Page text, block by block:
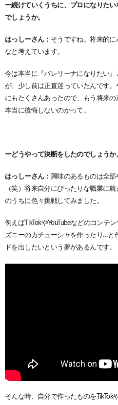
ー続けていくうちに、プロになりた
でしょうか。
はっしーさん： そうですね。将来的
なと考えています。
今は本当に『バレリーナになりたい
が、少し前は正直迷っていたんです
にもたくさんあったので、もう将来の
本当に後悔しないのかって。
ーどうやって決断をしたのでしょうか
はっしーさん： 興味のあるものは全
（笑）将来自分にぴったりな職業に
のうちに色々挑戦してみました。
例えばTikTokやYouTubeなどのコンテ
ズニーのカチューシャを作ったり…と
ドを出したいという夢があるんです。
そんな時、自分で作ったものをTikTok